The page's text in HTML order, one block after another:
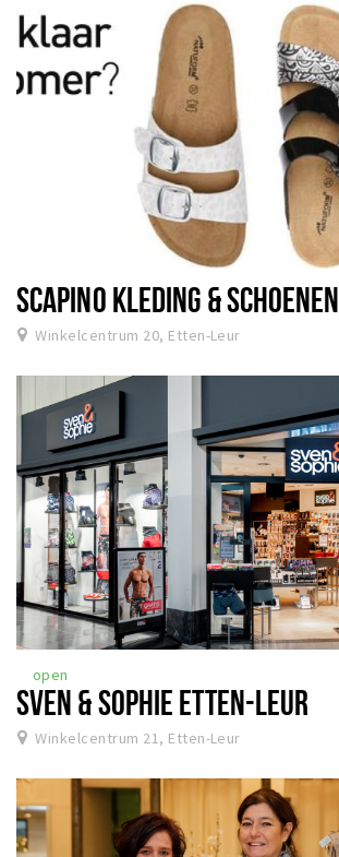
SCAPINO KLEDING & SCHOENEN
Winkelcentrum 20, Etten-Leur
open
SVEN & SOPHIE ETTEN-LEUR
Winkelcentrum 21, Etten-Leur